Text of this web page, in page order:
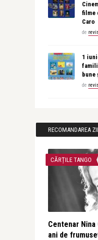
filme
Caro
de
1
de
RECOMANDAREA
CĂRȚILE TANGO
Centenar Nina
ani de